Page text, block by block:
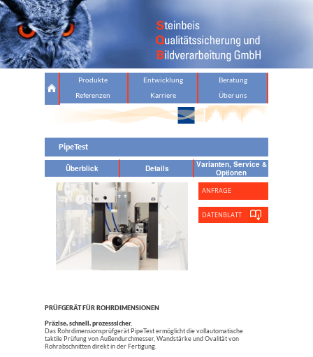
Produkte Entwicklung
Beratung
Referenzen
Karriere Über uns
PipeTest
Überblick Details
Varianten, Service &
Optionen
ANFRAGE
DATENBLATT
PRÜFGERÄT FÜR ROHRDIMENSIONEN
Präzise, schnell, prozesssicher.
Das Rohrdimensionsprüfgerät PipeTest ermöglicht die vollautomatische
taktile Prüfung von Außendurchmesser, Wandstärke und Ovalität von
Rohrabschnitten direkt in der Fertigung.